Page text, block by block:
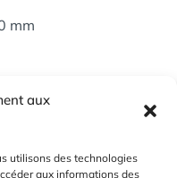
aux
utilisons des technologies
aux informations des
mm
tendres :